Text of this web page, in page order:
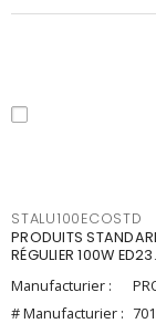
STALU100ECOSTD
PRODUITS
RÉGULIER 100W
Manufacturier :
# Manufacturier :